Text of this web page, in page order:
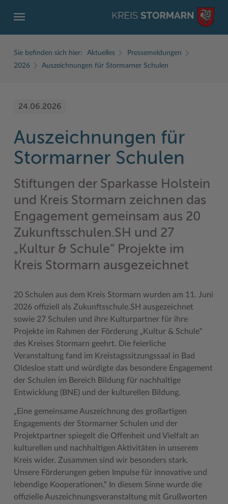
Service
Ämter, Einrichtungen
Bürgerportal Stormarn ↗
Führerscheine
Formulare & Dokumente
Geodatenportale (Kreiskarte)
Lebenslagen
Leistungen
Lexikon
Publikationen
Wo Sie uns finden
Wunsch-Kennzeichen ↗
Zuständigkeitsfinder SH ↗
Aktuelles
Amtliche Bekanntmachungen
Ausschreibungen
Baustellen in Stormarn
Bildungskommune
Fotoarchiv
Kreistag Sitzungskalender
Lokales Wetter
Newsletter
Pressemeldungen
Social Media
Stellenangebote
Stormarninfo
Termine
Woche der Seelischen Gesundheit
#MeinStormarn
Der Kreis
Fachbereiche
Interessantes in und aus Stormarn
Kreis Stormarn Porträt
Kreiskarte
Kreispräsident
Kreisverwaltung
Landrat
Sonderbereiche
Stabsbereiche
Städte und Gemeinden
Wahlen im Kreis
Wappen und Geschichte
Wappenrolle
Zahlen, Daten, Fakten
Karriere
Ausbildung beim Kreis Stormarn
Der Kreis als Arbeitgeber
Ihre Bewerbung
Initiativbewerbungen Verwaltung
Offene Stellen
Wen wir suchen
Wirtschaft
Beruf und Familie im Hansebelt
Branchenverzeichnis
EG-Dienstleistungsrichtlinie (EG-DLRL)
Handwerk für nachhaltiges Wirtschaften
Klimaschutz beim Kreis Stormarn
Wirtschafts- und Aufbaugesellschaft Stormarn
Zahlen, Daten, Fakten
Freizeit und Kultur
BahnRadWege
Frei- und Hallenbäder
Herrenhäuser
Kultur
Kulturelle Einrichtungen
Radwandern
Storchenhorste
Lieblingsplätze in der Metropolregion
Termine und Veranstaltungen
Tourismus
Umlandscout Hamburg
Vereine und Gruppen
Wälder und Moore
Sie befinden sich hier: Aktuelles
Pressemeldungen
2026
Auszeichnungen für Stormarner Schulen
24.06.2026
Auszeichnungen für
Stormarner Schulen
Stiftungen der Sparkasse Holstein
und Kreis Stormarn zeichnen das
Engagement gemeinsam aus 20
Zukunftsschulen.SH und 27
„Kultur & Schule“ Projekte im
Kreis Stormarn ausgezeichnet
20 Schulen aus dem Kreis Stormarn wurden am 11. Juni
2026 offiziell als Zukunftsschule.SH ausgezeichnet
sowie 27 Schulen und ihre Kulturpartner für ihre
Projekte im Rahmen der Förderung „Kultur & Schule“
des Kreises Stormarn geehrt. Die feierliche
Veranstaltung fand im Kreistagssitzungssaal in Bad
Oldesloe statt und würdigte das besondere Engagement
der Schulen im Bereich Bildung für nachhaltige
Entwicklung (BNE) und der kulturellen Bildung.
„Eine gemeinsame Auszeichnung des großartigen
Engagements der Stormarner Schulen und der
Projektpartner spiegelt die Offenheit und Vielfalt an
kulturellen und nachhaltigen Aktivitäten in unserem
Kreis wider. Zusammen sind wir besonders stark.
Unsere Förderungen geben Impulse für innovative und
lebendige Kooperationen.“ In diesem Sinne wurde die
offizielle Auszeichnungsveranstaltung mit Grußworten